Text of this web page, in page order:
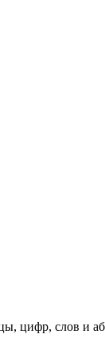
цифр, слов и